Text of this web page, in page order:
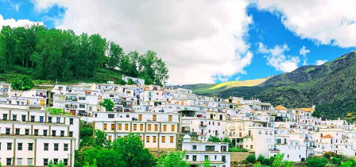
Olvera
OTRAS
ZONAS
➜
Reserva de
Maro